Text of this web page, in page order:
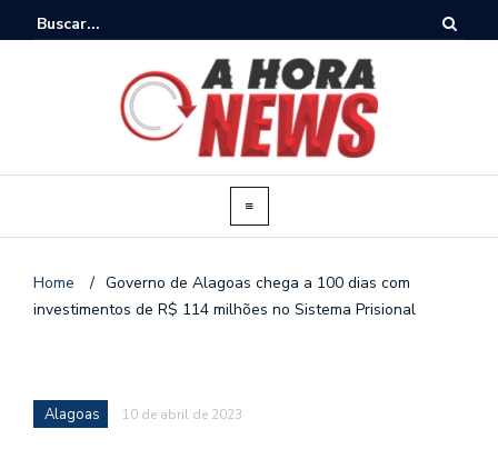
Home / Governo de Alagoas chega a 100 dias com
investimentos de R$ 114 milhões no Sistema Prisional
Alagoas 10 de abril de 2023